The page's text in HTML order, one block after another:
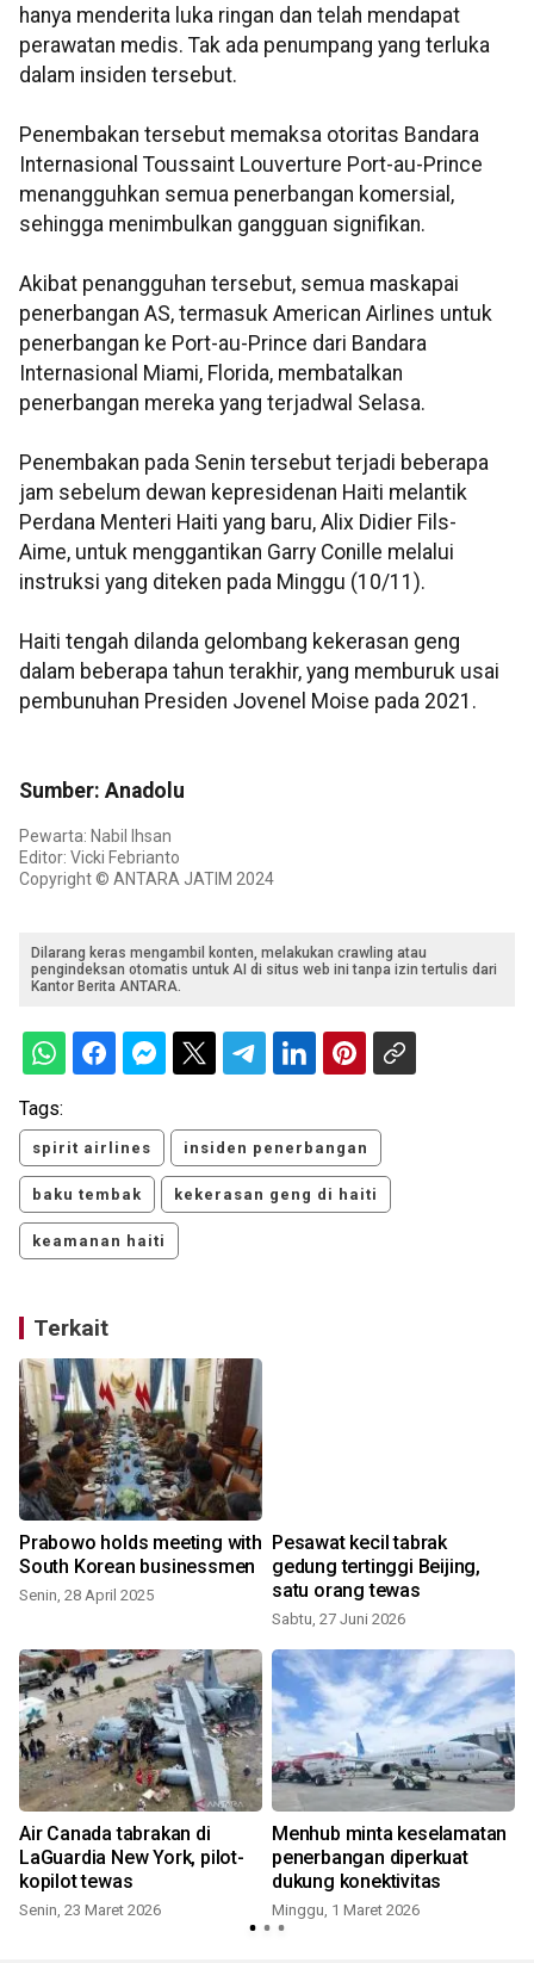
hanya menderita luka ringan dan telah mendapat
perawatan medis. Tak ada penumpang yang terluka
dalam insiden tersebut.
Penembakan tersebut memaksa otoritas Bandara
Internasional Toussaint Louverture Port-au-Prince
menangguhkan semua penerbangan komersial,
sehingga menimbulkan gangguan signifikan.
Akibat penangguhan tersebut, semua maskapai
penerbangan AS, termasuk American Airlines untuk
penerbangan ke Port-au-Prince dari Bandara
Internasional Miami, Florida, membatalkan
penerbangan mereka yang terjadwal Selasa.
Penembakan pada Senin tersebut terjadi beberapa
jam sebelum dewan kepresidenan Haiti melantik
Perdana Menteri Haiti yang baru, Alix Didier Fils-
Aime, untuk menggantikan Garry Conille melalui
instruksi yang diteken pada Minggu (10/11).
Haiti tengah dilanda gelombang kekerasan geng
dalam beberapa tahun terakhir, yang memburuk usai
pembunuhan Presiden Jovenel Moise pada 2021.
Sumber: Anadolu
Pewarta: Nabil Ihsan
Editor: Vicki Febrianto
Copyright © ANTARA JATIM 2024
Dilarang keras mengambil konten, melakukan crawling atau
pengindeksan otomatis untuk AI di situs web ini tanpa izin tertulis dari
Kantor Berita ANTARA.
Tags:
spirit airlines insiden penerbangan
baku tembak kekerasan geng di haiti
keamanan haiti
Terkait
Prabowo holds meeting with
South Korean businessmen
Senin, 28 April 2025
Pesawat kecil tabrak
gedung tertinggi Beijing,
satu orang tewas
Sabtu, 27 Juni 2026
Air Canada tabrakan di
LaGuardia New York, pilot-
kopilot tewas
Senin, 23 Maret 2026
Menhub minta keselamatan
penerbangan diperkuat
dukung konektivitas
Minggu, 1 Maret 2026